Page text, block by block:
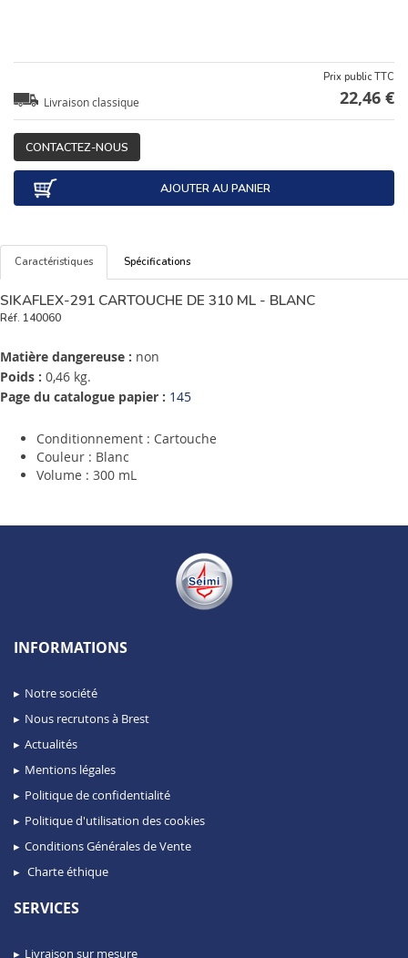
Livraison classique
Prix public TTC
22,46 €
CONTACTEZ-NOUS
AJOUTER AU PANIER
Caractéristiques Spécifications
SIKAFLEX-291 CARTOUCHE DE 310 ML - BLANC
Réf. 140060
Matière dangereuse : non
Poids : 0,46 kg.
Page du catalogue papier : 145
Conditionnement : Cartouche
Couleur : Blanc
Volume : 300 mL
INFORMATIONS
Notre société
Nous recrutons à Brest
Actualités
Mentions légales
Politique de confidentialité
Politique d'utilisation des cookies
Conditions Générales de Vente
Charte éthique
SERVICES
Livraison sur mesure